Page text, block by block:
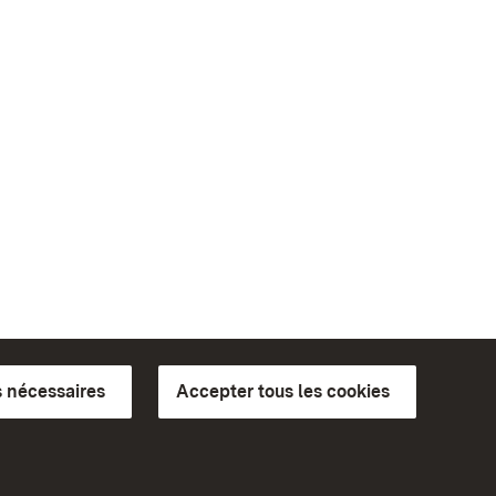
Accepter tous les cookies